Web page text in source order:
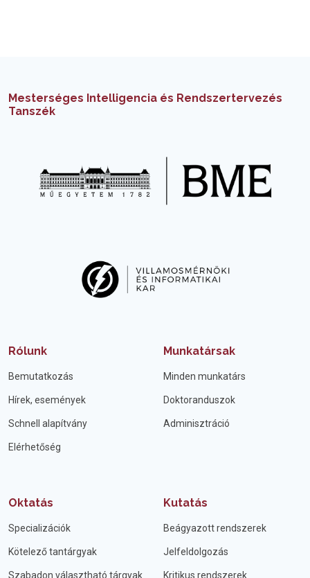
Mesterséges Intelligencia és Rendszertervezés
Tanszék
Rólunk
Bemutatkozás
Hírek, események
Schnell alapítvány
Elérhetőség
Munkatársak
Minden munkatárs
Doktoranduszok
Adminisztráció
Oktatás
Specializációk
Kötelező tantárgyak
Szabadon választható tárgyak
Kutatás
Beágyazott rendszerek
Jelfeldolgozás
Kritikus rendszerek